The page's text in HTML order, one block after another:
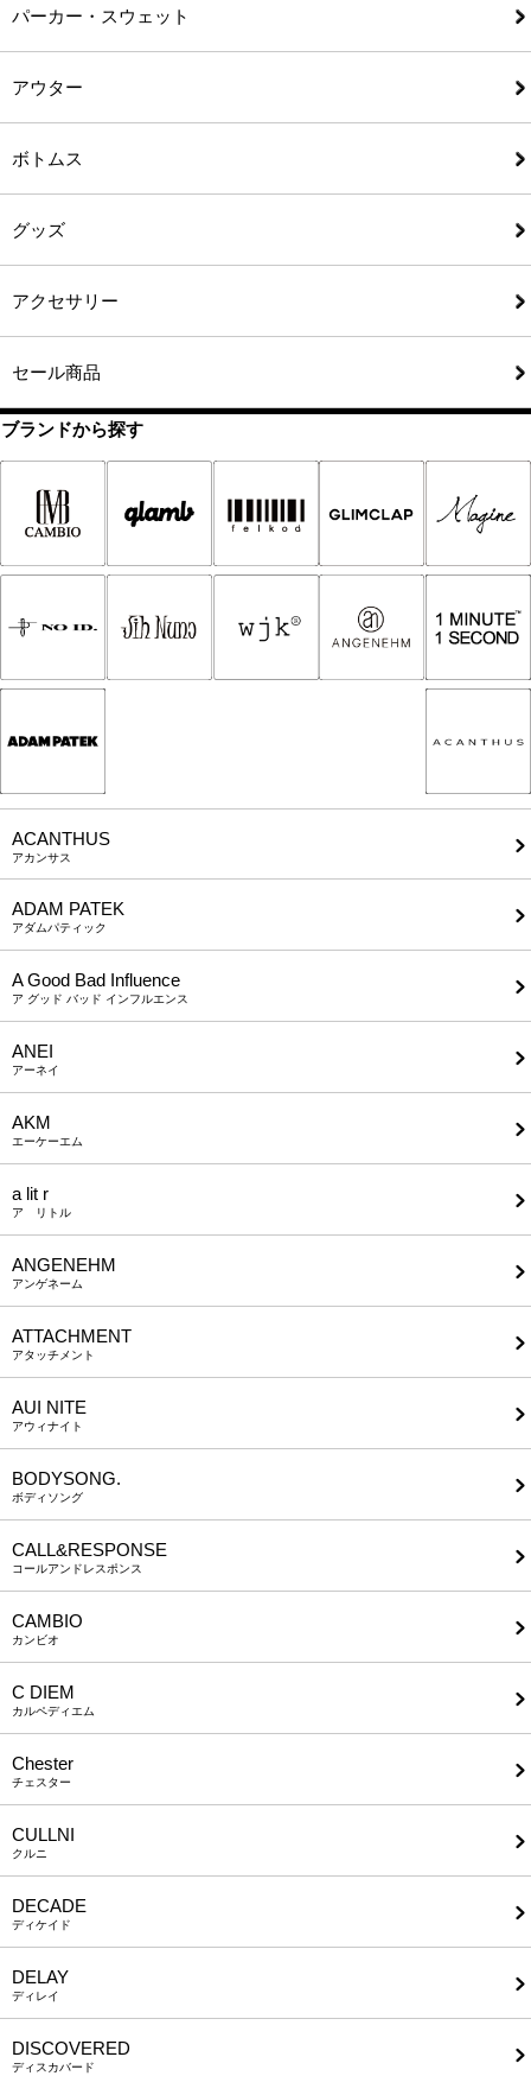
パーカー・スウェット
アウター
ボトムス
グッズ
アクセサリー
セール商品
ブランドから探す
ACANTHUS
アカンサス
ADAM PATEK
アダムパティック
A Good Bad Influence
ア グッド バッド インフルエンス
ANEI
アーネイ
AKM
エーケーエム
a lit r
ア リトル
ANGENEHM
アンゲネーム
ATTACHMENT
アタッチメント
AUI NITE
アウィナイト
BODYSONG.
ボディソング
CALL&RESPONSE
コールアンドレスポンス
CAMBIO
カンビオ
C DIEM
カルペディエム
Chester
チェスター
CULLNI
クルニ
DECADE
ディケイド
DELAY
ディレイ
DISCOVERED
ディスカバード